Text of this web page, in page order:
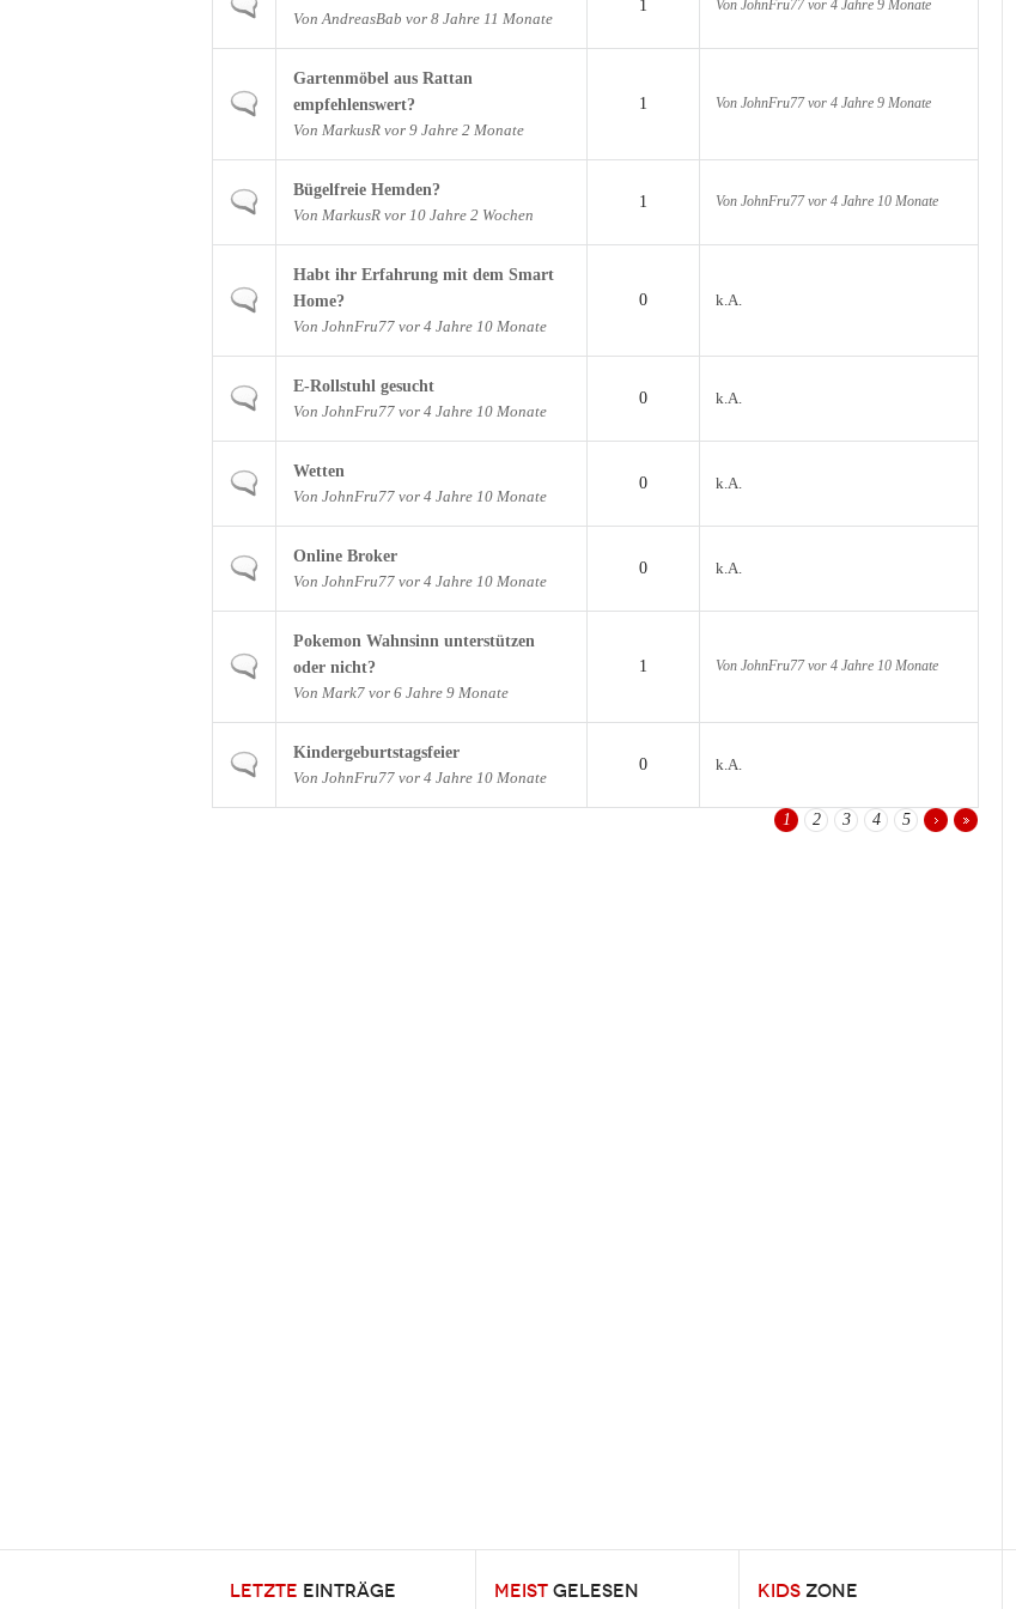
Normales Thema
VonAndreasBab vor 8 Jahre 11 Monate
1 Von JohnFru77vor 4 Jahre 9 Monate
Normales Thema
Gartenmöbel aus Rattan
empfehlenswert?
Von MarkusR vor 9 Jahre 2 Monate
1 Von JohnFru77vor 4 Jahre 9 Monate
Normales Thema
Bügelfreie Hemden?
Von MarkusR vor 10 Jahre 2 Wochen
1 Von JohnFru77vor 4 Jahre 10 Monate
Normales Thema
Habt ihr Erfahrung mit dem Smart
Home?
Von JohnFru77 vor 4 Jahre 10 Monate
0 k.A.
Normales Thema
E-Rollstuhl gesucht
Von JohnFru77 vor 4 Jahre 10 Monate
0 k.A.
Normales Thema
Wetten
Von JohnFru77 vor 4 Jahre 10 Monate
0 k.A.
Normales Thema
Online Broker
Von JohnFru77 vor 4 Jahre 10 Monate
0 k.A.
Normales Thema
Pokemon Wahnsinn unterstützen
oder nicht?
Von Mark7 vor 6 Jahre 9 Monate
1 Von JohnFru77vor 4 Jahre 10 Monate
Normales Thema
Kindergeburtstagsfeier
Von JohnFru77 vor 4 Jahre 10 Monate
0 k.A.
1 2 3 4 5
LETZTE EINTRÄGE MEIST GELESEN KIDS ZONE